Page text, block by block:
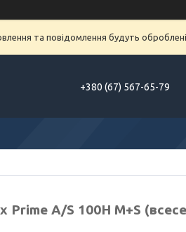
та повідомлення будуть
+380 (67) 567-65-79
Prime A/S 100H M+S